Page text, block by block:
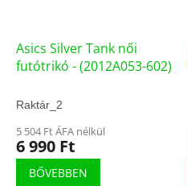
Asics Silver Tank női
futótrikó - (2012A053-602)
Raktár_2
5 504 Ft ÁFA nélkül
6 990 Ft
BŐVEBBEN